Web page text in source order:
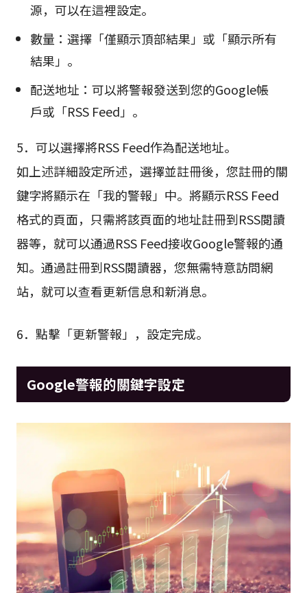
源，可以在這裡設定。
數量：選擇「僅顯示頂部結果」或「顯示所有
結果」。
配送地址：可以將警報發送到您的Google帳
戶或「RSS Feed」。
5．可以選擇將RSS Feed作為配送地址。
如上述詳細設定所述，選擇並註冊後，您註冊的關
鍵字將顯示在「我的警報」中。將顯示RSS Feed
格式的頁面，只需將該頁面的地址註冊到RSS閱讀
器等，就可以通過RSS Feed接收Google警報的通
知。通過註冊到RSS閱讀器，您無需特意訪問網
站，就可以查看更新信息和新消息。
6．點擊「更新警報」，設定完成。
Google警報的關鍵字設定